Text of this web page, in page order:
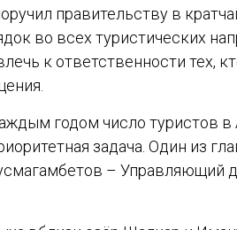
правительству в
во всех туристических
к ответственности тех,
годом число туристов
задача. Один из
– Управляющий